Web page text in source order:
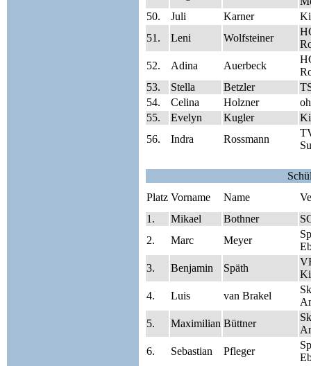
50.
Juli Karner
51.
Leni Wolfsteiner
52.
Adina Auerbeck
53.
Stella Betzler
54.
Celina Holzner
55.
Evelyn Kugler
56.
Indra Rossmann
Platz Vorname Name
1.
Mikael Bothner
2.
Marc Meyer
3.
Benjamin Späth
4.
Luis van Brakel
5.
Maximilian Büttner
6.
Sebastian Pfleger